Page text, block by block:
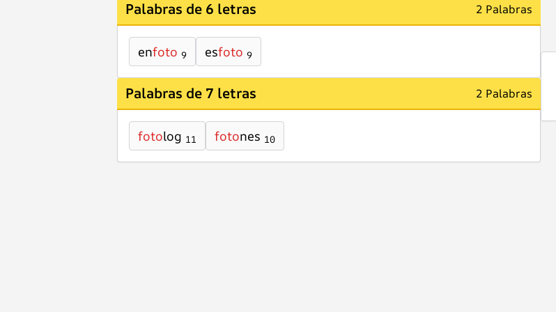
Palabras de 6 letras 2 Palabras
enfoto 9 esfoto 9
Palabras de 7 letras 2 Palabras
fotolog 11 fotones 10